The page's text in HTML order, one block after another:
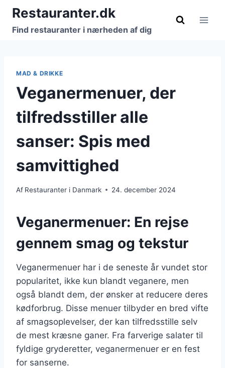
Fortsæt
indhold
Restauranter.dk
Find restauranter i nærheden af dig
MAD & DRIKKE
Veganermenuer, der
tilfredsstiller alle
sanser: Spis med
samvittighed
Af Restauranter i Danmark 24. december 2024
Veganermenuer: En rejse
gennem smag og tekstur
Veganermenuer har i de seneste år vundet stor
popularitet, ikke kun blandt veganere, men
også blandt dem, der ønsker at reducere deres
kødforbrug. Disse menuer tilbyder en bred vifte
af smagsoplevelser, der kan tilfredsstille selv
de mest kræsne ganer. Fra farverige salater til
fyldige gryderetter, veganermenuer er en fest
for sanserne.